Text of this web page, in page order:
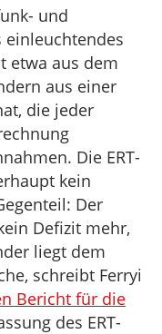
und
einleuchtendes
etwa aus dem
aus einer
die jeder
Die ERT-
kein
Der
Defizit mehr,
liegt dem
schreibt Ferryi
Bericht für die
des ERT-